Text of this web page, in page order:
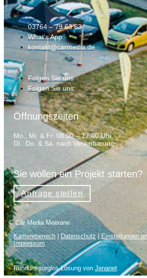
03764 – 79 63 63
What's App
kontakt@carmedia.de
Folgen Sie uns.
Folgen Sie uns.
Öffnungszeiten
Mo., Mi. & Fr. 08.00 – 17.00 Uhr
Di., Do. & Sa. nach Vereinbarung
Sie wollen ein Projekt starten?
Anfrage stellen
© Car Media Meerane
Karrierebereich | Datenschutz | Einstellungen
Impressum
Rundum-sorglos-Lösung von Jenanet